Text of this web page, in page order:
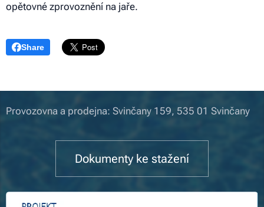
opětovné zprovoznění na jaře.
Share
Provozovna a prodejna: Svinčany 159, 535 01 Svinčany
Dokumenty ke stažení